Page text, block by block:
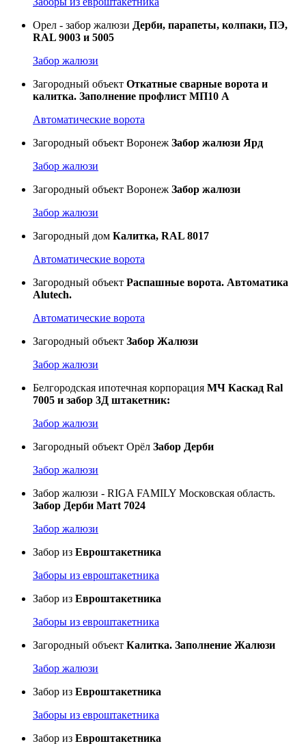
Орел - забор жалюзи Дерби, парапеты, колпаки, ПЭ,
RAL 9003 и 5005
Забор жалюзи
Загородный объект Откатные сварные ворота и
калитка. Заполнение профлист МП10 А
Автоматические ворота
Загородный объект Воронеж Забор жалюзи Ярд
Забор жалюзи
Загородный объект Воронеж Забор жалюзи
Забор жалюзи
Загородный дом Калитка, RAL 8017
Автоматические ворота
Загородный объект Распашные ворота. Автоматика
Alutech.
Автоматические ворота
Загородный объект Забор Жалюзи
Забор жалюзи
Белгородская ипотечная корпорация МЧ Каскад Ral
7005 и забор 3Д штакетник:
Забор жалюзи
Загородный объект Орёл Забор Дерби
Забор жалюзи
Забор жалюзи - RIGA FAMILY Московская область.
Забор Дерби Матt 7024
Забор жалюзи
Забор из Евроштакетника
Заборы из евроштакетника
Забор из Евроштакетника
Заборы из евроштакетника
Загородный объект Калитка. Заполнение Жалюзи
Забор жалюзи
Забор из Евроштакетника
Заборы из евроштакетника
Забор из Евроштакетника